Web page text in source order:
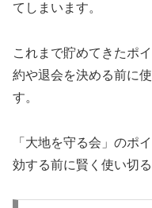
てしまいます。
これまで貯めてきたポ
約や退会を決める前に
す。
「大地を守る会」のポ
効する前に賢く使い切